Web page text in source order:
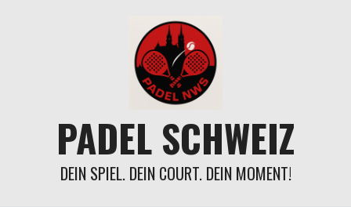
PADEL SCHWEIZ
DEIN SPIEL. DEIN COURT. DEIN MOMENT!